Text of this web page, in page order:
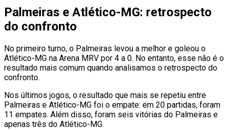
Palmeiras e Atlético-MG: retrospecto
do confronto
No primeiro turno, o Palmeiras levou a melhor e goleou o
Atlético-MG na Arena MRV por 4 a 0. No entanto, esse não é o
resultado mais comum quando analisamos o retrospecto do
confronto.
Nos últimos jogos, o resultado que mais se repetiu entre
Palmeiras e Atlético-MG foi o empate: em 20 partidas, foram
11 empates. Além disso, foram seis vitórias do Palmeiras e
apenas três do Atlético-MG.